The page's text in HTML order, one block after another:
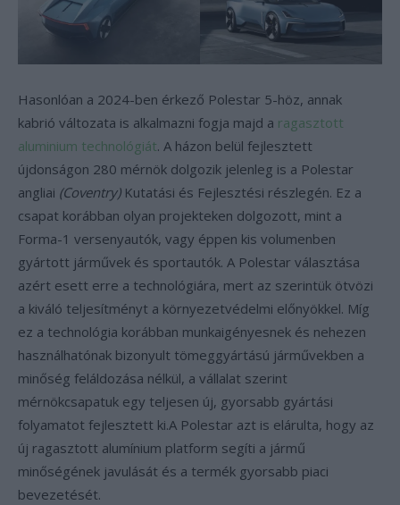
Hasonlóan a 2024-ben érkező Polestar 5-höz, annak
kabrió változata is alkalmazni fogja majd a ragasztott
aluminium technológiát. A házon belül fejlesztett
újdonságon 280 mérnök dolgozik jelenleg is a Polestar
angliai (Coventry)Kutatási és Fejlesztési részlegén. Ez a
csapat korábban olyan projekteken dolgozott, mint a
Forma-1 versenyautók, vagy éppen kis volumenben
gyártott járművek és sportautók. A Polestar választása
azért esett erre a technológiára, mert az szerintük ötvözi
a kiváló teljesítményt a környezetvédelmi előnyökkel. Míg
ez a technológia korábban munkaigényesnek és nehezen
használhatónak bizonyult tömeggyártású járművekben a
minőség feláldozása nélkül, a vállalat szerint
mérnökcsapatuk egy teljesen új, gyorsabb gyártási
folyamatot fejlesztett ki.A Polestar azt is elárulta, hogy az
új ragasztott alumínium platform segíti a jármű
minőségének javulását és a termék gyorsabb piaci
bevezetését.